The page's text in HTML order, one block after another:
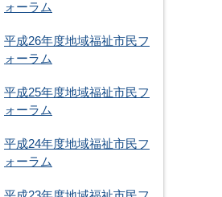
ォーラム
平成26年度地域福祉市民フ
ォーラム
平成25年度地域福祉市民フ
ォーラム
平成24年度地域福祉市民フ
ォーラム